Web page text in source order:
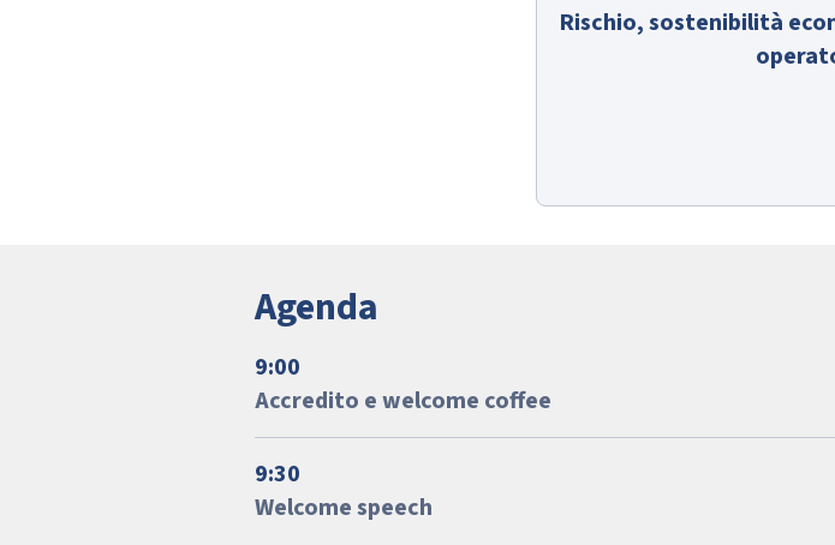
Rischio, sostenibilità
Agenda
9:00
Accredito e welcome coffee
9:30
Welcome speech